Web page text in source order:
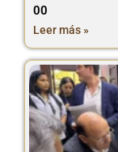
00
Leer más »